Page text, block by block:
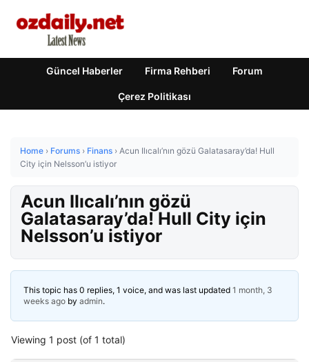
Güncel Haberler Firma Rehberi Forum
Çerez Politikası
Home › Forums › Finans › Acun Ilıcalı’nın gözü Galatasaray’da! Hull
City için Nelsson’u istiyor
Acun Ilıcalı’nın gözü
Galatasaray’da! Hull City için
Nelsson’u istiyor
This topic has 0 replies, 1 voice, and was last updated 1 month, 3
weeks ago by admin.
Viewing 1 post (of 1 total)